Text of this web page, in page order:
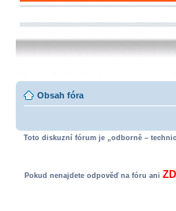
Obsah fóra
Toto diskuzní fórum je „odborně –
Pokud nenajdete odpověď na fóru ani